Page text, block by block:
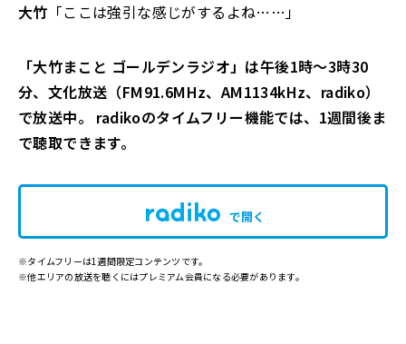
大竹 「ここは強引な感じがするよね……」
「大竹まこと ゴールデンラジオ」は午後1時～3時30
分、文化放送（FM91.6MHz、AM1134kHz、radiko）
で放送中。 radikoのタイムフリー機能では、1週間後ま
で聴取できます。
で開く
※タイムフリーは1週間限定コンテンツです。
※他エリアの放送を聴くにはプレミアム会員になる必要があります。